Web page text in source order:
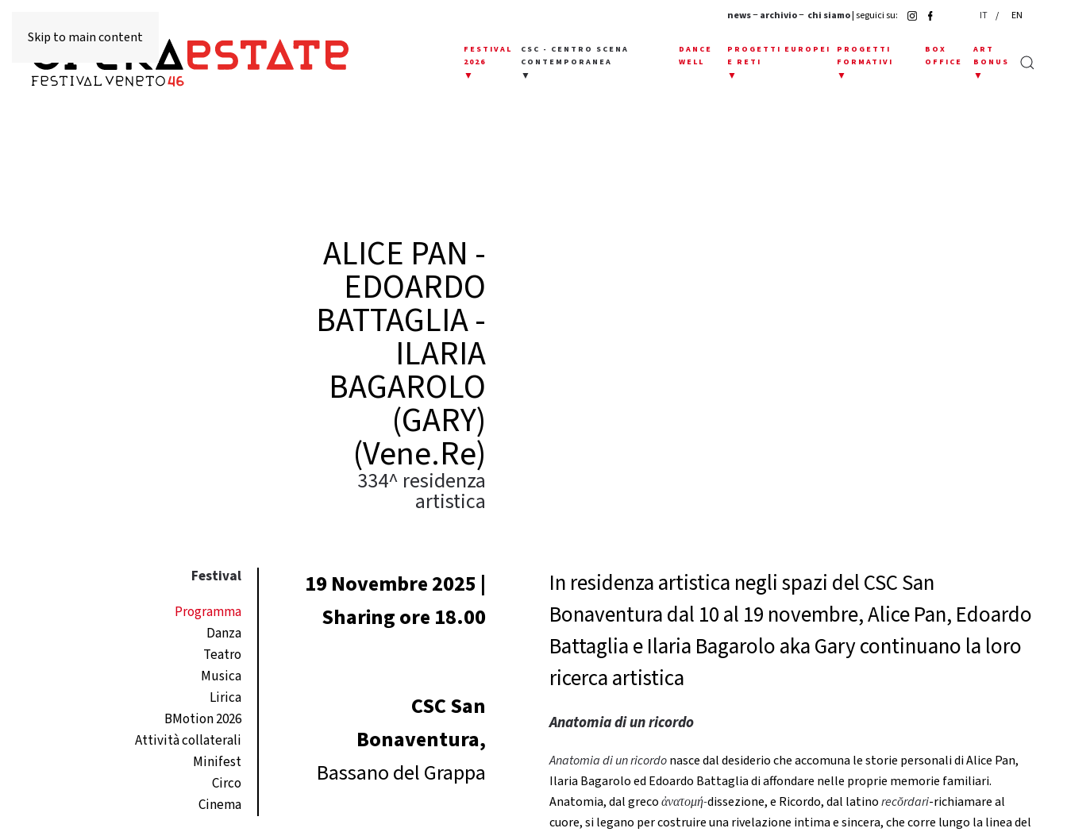
Skip to main content
news−archivio− chi siamo| seguici su: IT EN
FESTIVAL
2026
▼
CSC - CENTRO SCENA
CONTEMPORANEA
▼
DANCE
WELL
PROGETTI EUROPEI
E RETI
▼
PROGETTI
FORMATIVI
▼
BOX
OFFICE
ART
BONUS
▼
ALICE PAN -
EDOARDO
BATTAGLIA -
ILARIA
BAGAROLO
(GARY)
(Vene.Re)
334^ residenza
artistica
Festival
Programma
Danza
Teatro
Musica
Lirica
BMotion 2026
Attività collaterali
Minifest
Circo
Cinema
19 Novembre 2025 |
Sharing ore 18.00
CSC San
Bonaventura,
Bassano del Grappa
In residenza artistica negli spazi del CSC San
Bonaventura dal 10 al 19 novembre, Alice Pan, Edoardo
Battaglia e Ilaria Bagarolo aka Gary continuano la loro
ricerca artistica
Anatomia di un ricordo
Anatomia di un ricordonasce dal desiderio che accomuna le storie personali di Alice Pan,
Ilaria Bagarolo ed Edoardo Battaglia di affondare nelle proprie memorie familiari.
Anatomia, dal grecoἀνατομή-dissezione, e Ricordo, dal latinorecŏrdari-richiamare al
cuore, si legano per costruire una rivelazione intima e sincera, che corre lungo la linea del